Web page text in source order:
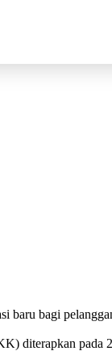
bagi
diterapkan pada